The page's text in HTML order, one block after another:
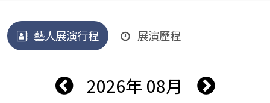
藝人展演行程 展演歷程
2026年 08月